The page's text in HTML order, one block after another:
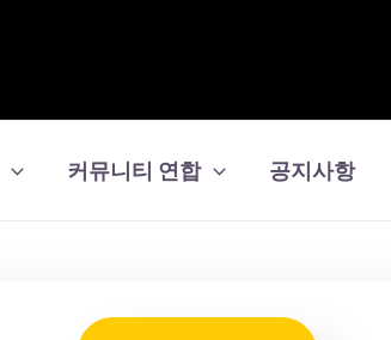
커뮤니티 연합 공지사항